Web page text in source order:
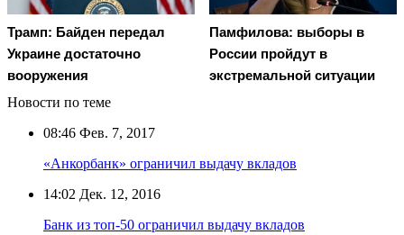
Трамп: Байден передал
Украине достаточно
вооружения
Памфилова: выборы в
России пройдут в
экстремальной ситуации
Новости по теме
08:46 Фев. 7, 2017
«Анкорбанк» ограничил выдачу вкладов
14:02 Дек. 12, 2016
Банк из топ-50 ограничил выдачу вкладов